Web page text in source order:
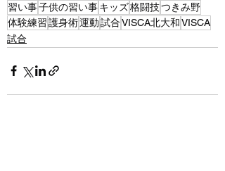
習い事子供の習い事キッズ格闘技つきみ野
体験練習護身術運動試合VISCA北大和VISCA
試合